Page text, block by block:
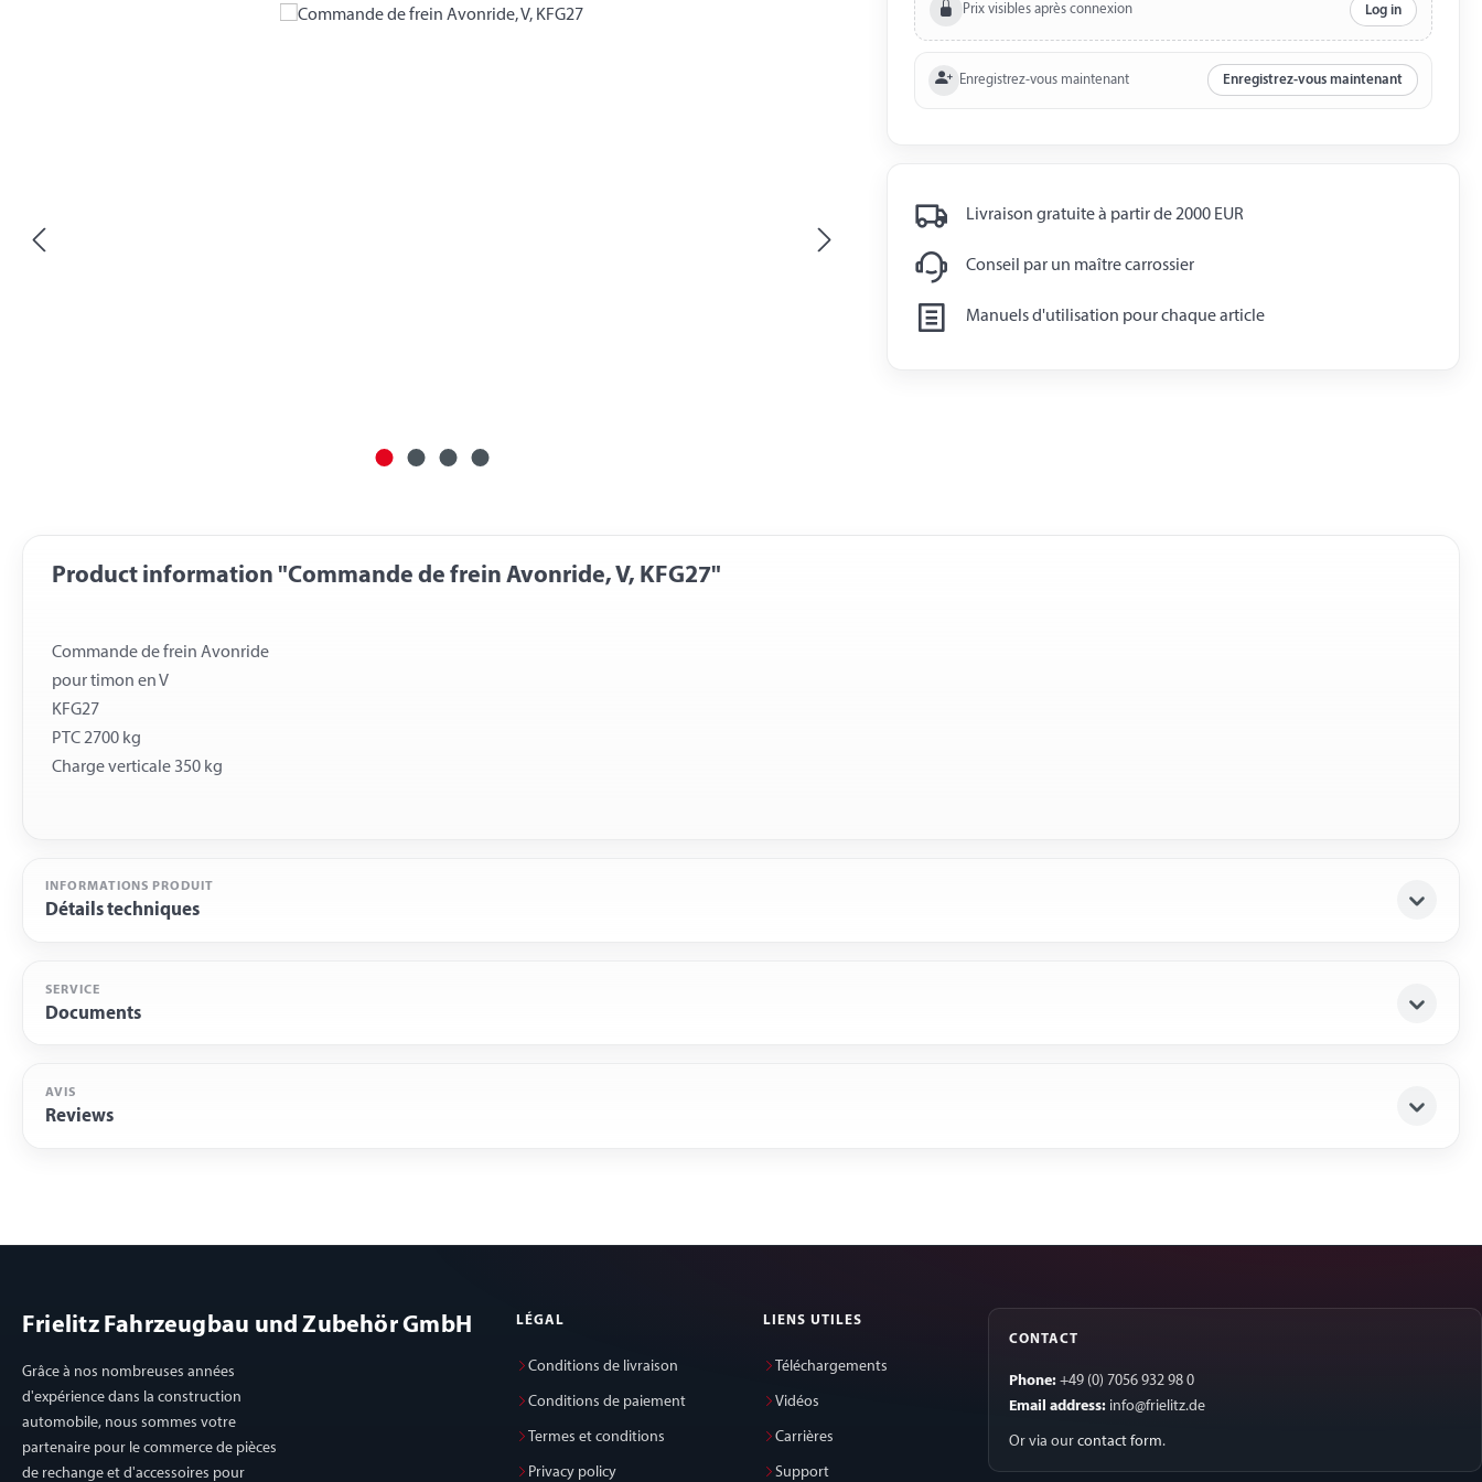
Prix visibles après connexion Log in
Enregistrez-vous maintenant Enregistrez-vous maintenant
Livraison gratuite à partir de 2000 EUR
Conseil par un maître carrossier
Manuels d'utilisation pour chaque article
Product information "Commande de frein Avonride, V, KFG27"
Commande de frein Avonride
pour timon en V
KFG27
PTC 2700 kg
INFORMATIONS PRODUIT
Détails techniques
SERVICE
Documents
AVIS
Reviews
Frielitz Fahrzeugbau und Zubehör GmbH
Grâce à nos nombreuses années
d'expérience dans la construction
automobile, nous sommes votre
partenaire pour le commerce de pièces
de rechange et d'accessoires pour
LÉGAL
Conditions de livraison
Conditions de paiement
Termes et conditions
Privacy policy
LIENS UTILES
Téléchargements
Vidéos
Carrières
Support
CONTACT
Phone: +49 (0) 7056 932 98 0
Email address: info@frielitz.de
Or via our contact form.